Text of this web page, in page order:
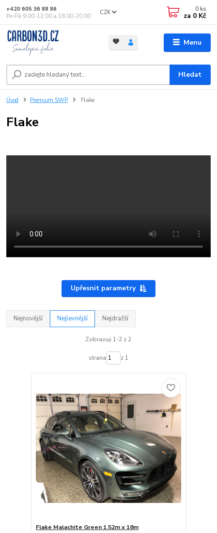
Menu
CZK
Hledat
+420 605 36 88 86
Po-Pá 9.00-12.00 a 16.00-20.00
0 ks
za 0 Kč
Úvod Premium SWP Flake
Flake
Upřesnit parametry
Nejnovější Nejlevnější Nejdražší
Zobrazuji 1-2 z 2
strana z 1
Flake Malachite Green 1.52m x 18m